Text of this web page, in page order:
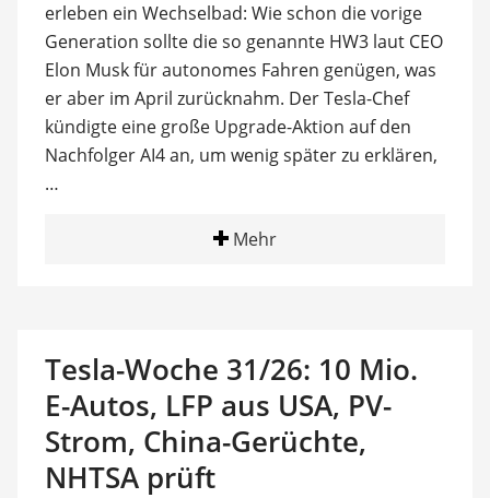
erleben ein Wechselbad: Wie schon die vorige
Generation sollte die so genannte HW3 laut CEO
Elon Musk für autonomes Fahren genügen, was
er aber im April zurücknahm. Der Tesla-Chef
kündigte eine große Upgrade-Aktion auf den
Nachfolger AI4 an, um wenig später zu erklären,
…
Mehr
Tesla-Woche 31/26: 10 Mio.
E-Autos, LFP aus USA, PV-
Strom, China-Gerüchte,
NHTSA prüft